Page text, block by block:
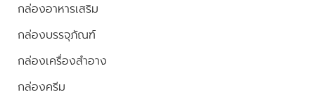
กล่องอาหารเสริม
กล่องบรรจุภัณฑ์
กล่องเครื่องสำอาง
กล่องครีม